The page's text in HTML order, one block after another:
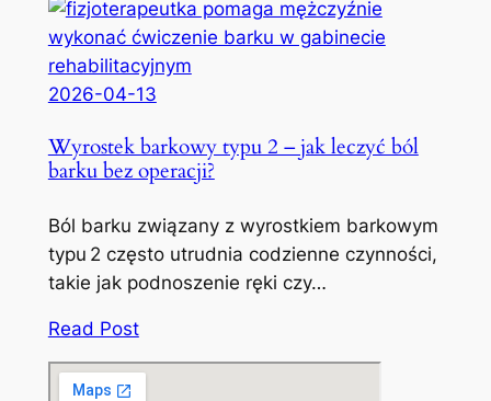
2026-04-13
Wyrostek barkowy typu 2 – jak leczyć ból
barku bez operacji?
Ból barku związany z wyrostkiem barkowym
typu 2 często utrudnia codzienne czynności,
takie jak podnoszenie ręki czy…
Read Post